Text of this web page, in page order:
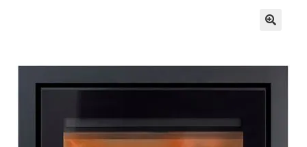
υπό-
μενού
Ο λογαριασμός μου